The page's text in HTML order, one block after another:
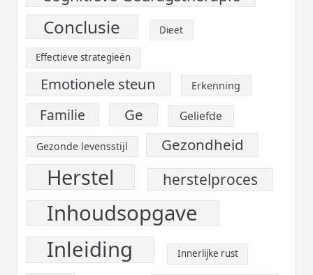
Conclusie Dieet
Effectieve strategieën
Emotionele steun Erkenning
Familie Ge Geliefde
Gezonde levensstijl Gezondheid
Herstel herstelproces
Inhoudsopgave
Inleiding
Innerlijke rust